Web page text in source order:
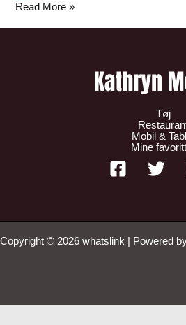
Read More »
Tøj
Mobil &
Mine
Copyright © 2026 whatslink | Powered